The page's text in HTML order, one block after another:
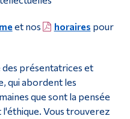
et nos horaires pour
des présentatrices et
qui abordent les
que sont la pensée
l'éthique. Vous trouverez